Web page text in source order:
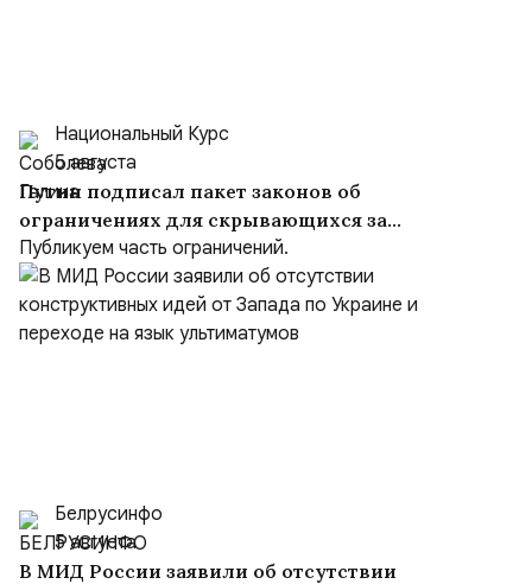
Национальный Курс
5 августа
Путин подписал пакет законов об
ограничениях для скрывающихся за
рубежом преступников и иноагентов
Публикуем часть ограничений.
Белрусинфо
5 августа
В МИД России заявили об отсутствии